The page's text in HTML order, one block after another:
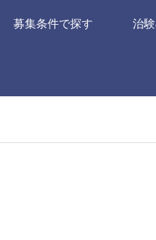
募集条件で探す 治